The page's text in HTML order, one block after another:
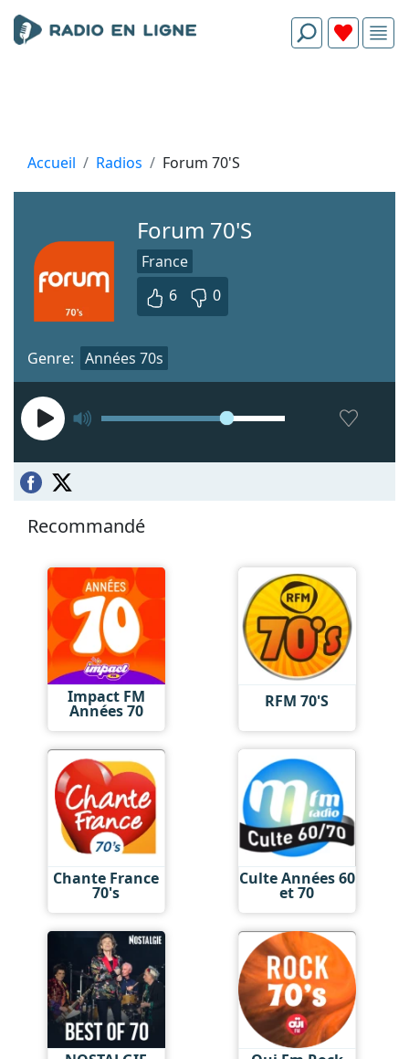
Accueil Radios Forum 70'S
Forum 70'S
France
6
0
Genre: Années 70s
Recommandé
Impact FM
Années 70 RFM 70'S
Chante France
70's
Culte Années 60
et 70